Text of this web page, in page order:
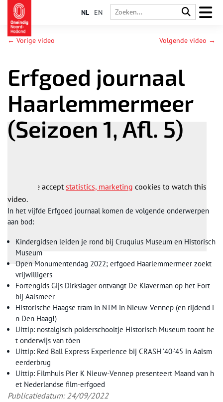
NL EN
← Vorige video Volgende video →
Erfgoed journaal
Haarlemmermeer
(Seizoen 1, Afl. 5)
Please acceptstatistics, marketing cookies to watch this
video.
In het vijfde Erfgoed journaal komen de volgende onderwerpen
aan bod:
Kindergidsen leiden je rond bij Cruquius Museum en Historisch
Museum
Open Monumentendag 2022; erfgoed Haarlemmermeer zoekt
vrijwilligers
Fortengids Gijs Dirkslager ontvangt De Klaverman op het Fort
bij Aalsmeer
Historische Haagse tram in NTM in Nieuw-Vennep (en rijdend i
n Den Haag!)
Uittip: nostalgisch polderschooltje Historisch Museum toont he
t onderwijs van tòen
Uittip: Red Ball Express Experience bij CRASH ’40-’45 in Aalsm
eerderbrug
Uittip: Filmhuis Pier K Nieuw-Vennep presenteert Maand van h
et Nederlandse film-erfgoed
Publicatiedatum: 24/09/2022